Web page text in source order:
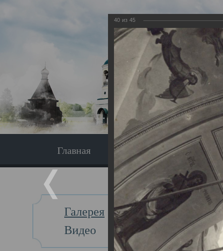
Главная Экскурсия
Галерея
Видео
Главная
40 из 45